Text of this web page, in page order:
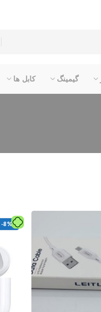
گیمینگ کابل ها
-8%